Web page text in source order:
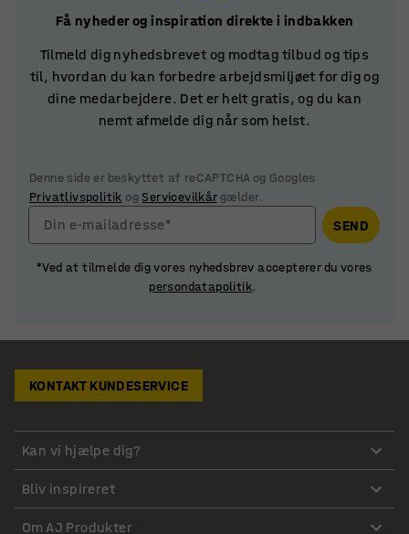
Få nyheder og inspiration direkte i indbakken
Tilmeld dig nyhedsbrevet og modtag tilbud og tips
til, hvordan du kan forbedre arbejdsmiljøet for dig og
dine medarbejdere. Det er helt gratis, og du kan
nemt afmelde dig når som helst.
Denne side er beskyttet af reCAPTCHA og Googles
Privatlivspolitik og Servicevilkårgælder.
Din e-mailadresse* SEND
*Ved at tilmelde dig vores nyhedsbrev accepterer du vores
persondatapolitik.
KONTAKT KUNDESERVICE
Kan vi hjælpe dig?
Bliv inspireret
Om AJ Produkter